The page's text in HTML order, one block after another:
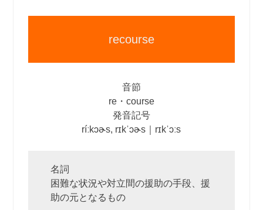
recourse
音節
re・course
発音記号
ríːkɔɚs, rɪkˈɔɚs｜rɪkˈɔːs
名詞
困難な状況や対立間の援助の手段、援
助の元となるもの